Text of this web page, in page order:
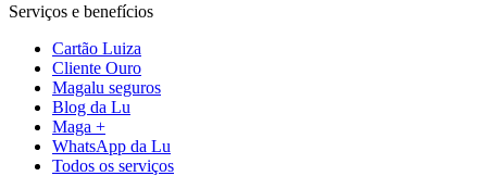
Serviços e benefícios
Cartão Luiza
Cliente Ouro
Magalu seguros
Blog da Lu
Maga +
WhatsApp da Lu
Todos os serviços